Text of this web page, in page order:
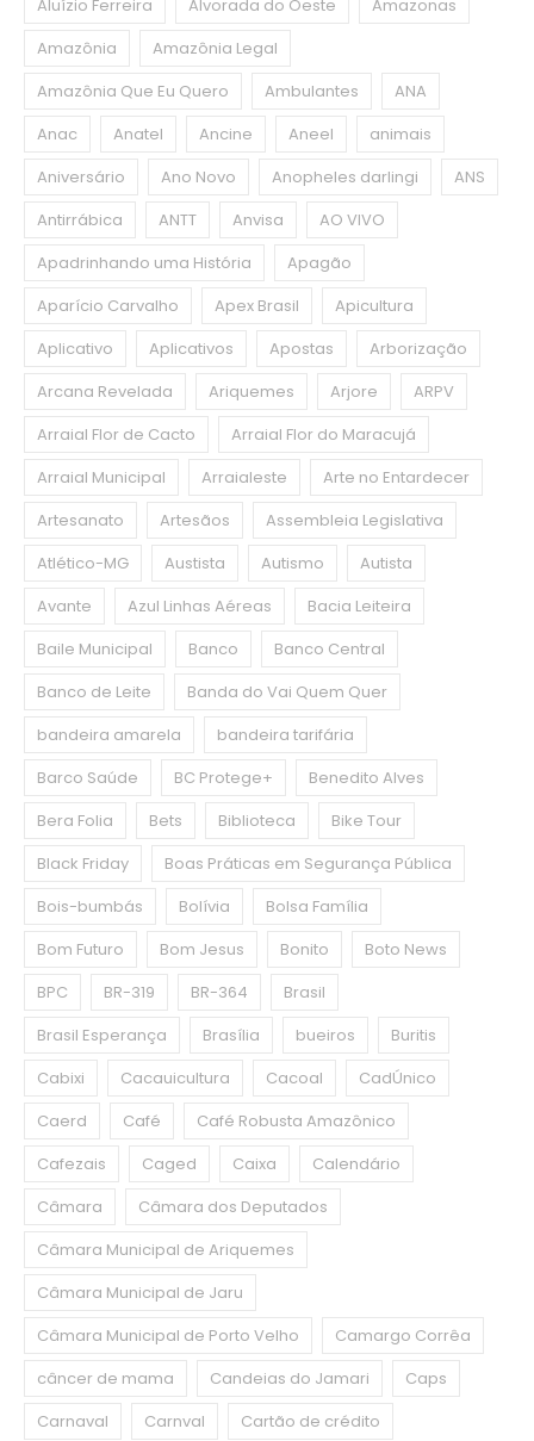
Aluízio Ferreira Alvorada do Oeste
Amazonas
Amazônia
Amazônia Legal
Amazônia Que Eu Quero
Ambulantes
ANA
Anac
Anatel Ancine Aneel
animais
Aniversário
Ano Novo Anopheles darlingi
ANS
Antirrábica
ANTT Anvisa
AO VIVO
Apadrinhando uma História
Apagão
Aparício Carvalho
Apex Brasil
Apicultura
Aplicativo
Aplicativos Apostas
Arborização
Arcana Revelada
Ariquemes Arjore
ARPV
Arraial Flor de Cacto
Arraial Flor do Maracujá
Arraial Municipal
Arraialeste
Arte no Entardecer
Artesanato
Artesãos
Assembleia Legislativa
Atlético-MG
Austista Autismo
Autista
Avante
Azul Linhas Aéreas
Bacia Leiteira
Baile Municipal
Banco
Banco Central
Banco de Leite
Banda do Vai Quem Quer
bandeira amarela
bandeira tarifária
Barco Saúde
BC Protege+
Benedito Alves
Bera Folia
Bets Biblioteca
Bike Tour
Black Friday
Boas Práticas em Segurança Pública
Bois-bumbás
Bolívia
Bolsa Família
Bom Futuro
Bom Jesus Bonito
Boto News
BPC
BR-319 BR-364
Brasil
Brasil Esperança
Brasília bueiros
Buritis
Cabixi
Cacauicultura Cacoal
CadÚnico
Caerd
Café
Café Robusta Amazônico
Cafezais
Caged Caixa
Calendário
Câmara
Câmara dos Deputados
Câmara Municipal de Ariquemes
Câmara Municipal de Jaru
Câmara Municipal de Porto Velho
Camargo Corrêa
câncer de mama
Candeias do Jamari
Caps
Carnaval
Carnval
Cartão de crédito